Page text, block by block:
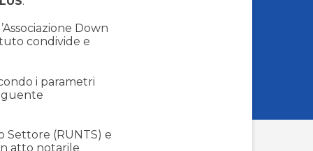
Down
condivide e
i parametri
Settore (RUNTS) e
atto notarile